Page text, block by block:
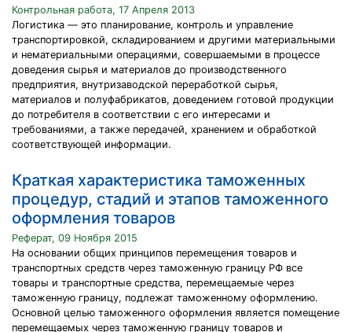
Контрольная работа, 17 Апреля 2013
Логистика — это планирование, контроль и управление
транспортировкой, складированием и другими материальными
и нематериальными операциями, совершаемыми в процессе
доведения сырья и материалов до производственного
предприятия, внутризаводской переработкой сырья,
материалов и полуфабрикатов, доведением готовой продукции
до потребителя в соответствии с его интересами и
требованиями, а также передачей, хранением и обработкой
соответствующей информации.
Краткая характеристика таможенных
процедур, стадий и этапов таможенного
оформления товаров
Реферат, 09 Ноября 2015
На основании общих принципов перемещения товаров и
транспортных средств через таможенную границу РФ все
товары и транспортные средства, перемещаемые через
таможенную границу, подлежат таможенному оформлению.
Основной целью таможенного оформления является помещение
перемещаемых через таможенную границу товаров и